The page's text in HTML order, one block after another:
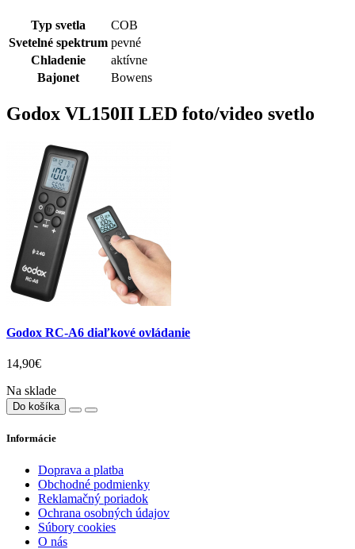
Typ svetla
COB
Svetelné spektrum pevné
Chladenie
aktívne
Bajonet
Bowens
Godox VL150II LED foto/video svetlo
Godox RC-A6 diaľkové ovládanie
14,90€
Na sklade
Do košíka
Informácie
Doprava a platba
Obchodné podmienky
Reklamačný poriadok
Ochrana osobných údajov
Súbory cookies
O nás